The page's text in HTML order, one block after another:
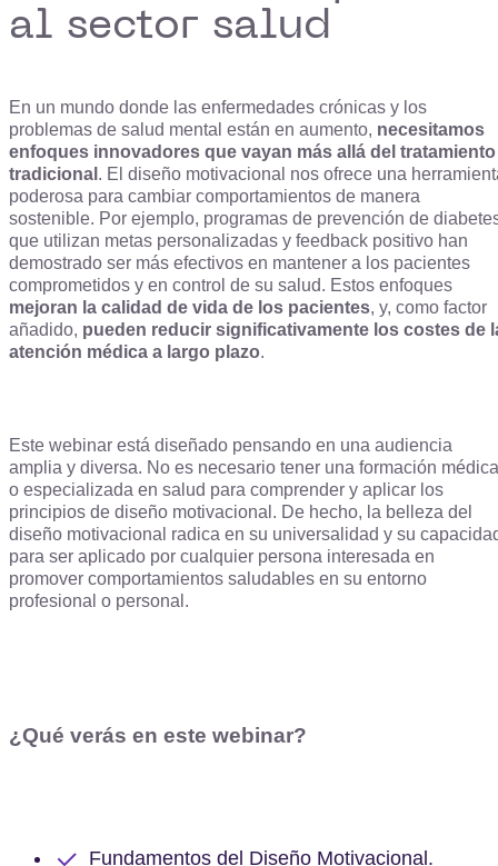
al sector salud
En un mundo donde las enfermedades crónicas y los
problemas de salud mental están en aumento, necesitamos
enfoques innovadores que vayan más allá del tratamiento
tradicional . El diseño motivacional nos ofrece una
poderosa para cambiar comportamientos de manera
sostenible. Por ejemplo, programas de prevención de
que utilizan metas personalizadas y feedback positivo han
demostrado ser más efectivos en mantener a los pacientes
comprometidos y en control de su salud. Estos enfoques
mejoran la calidad de vida de los pacientes, y, como factor
añadido, pueden reducir significativamente los costes de
atención médica a largo plazo.
Este webinar está diseñado pensando en una audiencia
amplia y diversa. No es necesario tener una formación médica
o especializada en salud para comprender y aplicar los
principios de diseño motivacional. De hecho, la belleza del
diseño motivacional radica en su universalidad y su
para ser aplicado por cualquier persona interesada en
promover comportamientos saludables en su entorno
profesional o personal.
¿Qué verás en este webinar?
Fundamentos del Diseño Motivacional.